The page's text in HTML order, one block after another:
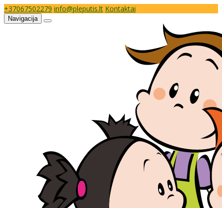
+37067502279 info@pleputis.lt Kontaktai
Navigacija